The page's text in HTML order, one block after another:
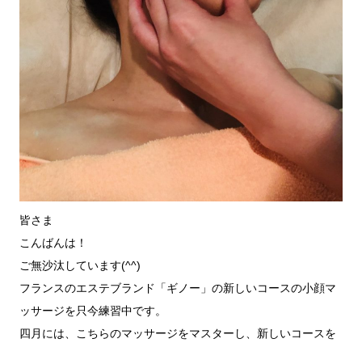
皆さま
こんばんは！
ご無沙汰しています(^^)
フランスのエステブランド「ギノー」の新しいコースの小顔マ
ッサージを只今練習中です。
四月には、こちらのマッサージをマスターし、新しいコースを